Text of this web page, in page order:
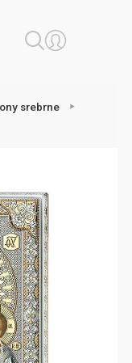
srebrne